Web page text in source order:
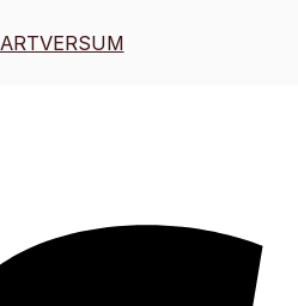
ARTVERSUM